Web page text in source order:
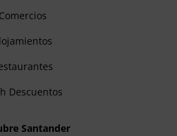
Comercios
Descuentos
Santander